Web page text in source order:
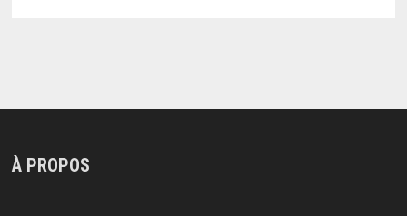
À PROPOS